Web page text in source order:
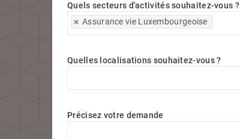
Quels secteurs d'activités souhaitez-vous ?
Assurance vie Luxembourgeoise
Quels secteurs d'activités souhaitez-vous ?
Quelles localisations souhaitez-vous ?
Précisez votre demande